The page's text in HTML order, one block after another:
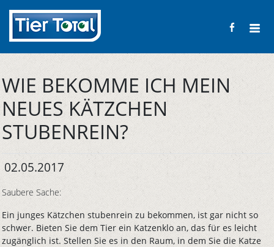
WIE BEKOMME ICH MEIN
NEUES KÄTZCHEN
STUBENREIN?
02.05.2017
Saubere Sache:
Ein junges Kätzchen stubenrein zu bekommen, ist gar nicht so
schwer. Bieten Sie dem Tier ein Katzenklo an, das für es leicht
zugänglich ist. Stellen Sie es in den Raum, in dem Sie die Katze